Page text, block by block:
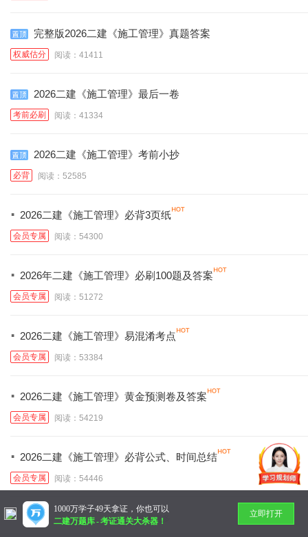
完整版2026二建《施工管理》真题答案
权威估分 阅读：41411
2026二建《施工管理》最后一卷
考前必刷 阅读：41334
2026二建《施工管理》考前小抄
必背 阅读：52585
· 2026二建《施工管理》必背3页纸
会员专属 阅读：54300
· 2026年二建《施工管理》必刷100题及答案
会员专属 阅读：51272
· 2026二建《施工管理》易混淆考点
会员专属 阅读：53384
· 2026二建《施工管理》黄金预测卷及答案
会员专属 阅读：54219
· 2026二建《施工管理》必背公式、时间总结
会员专属 阅读：54446
暂无更多
1000万学子49天拿证，你也可以
二建万题库-考证通关大杀器！
立即打开